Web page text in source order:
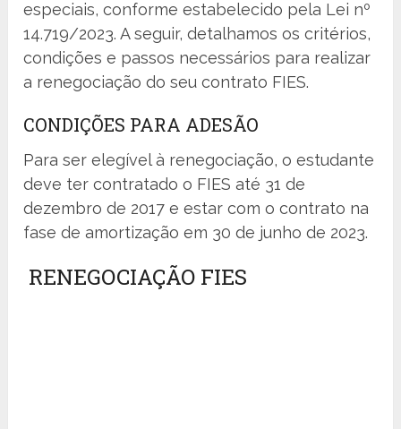
especiais, conforme estabelecido pela Lei nº
14.719/2023. A seguir, detalhamos os critérios,
condições e passos necessários para realizar
a renegociação do seu contrato FIES.
CONDIÇÕES PARA ADESÃO
Para ser elegível à renegociação, o estudante
deve ter contratado o FIES até 31 de
dezembro de 2017 e estar com o contrato na
fase de amortização em 30 de junho de 2023.
RENEGOCIAÇÃO FIES